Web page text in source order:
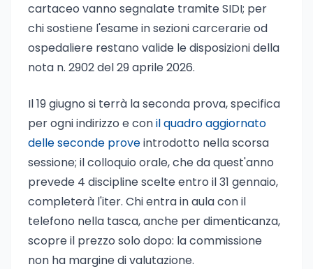
cartaceo vanno segnalate tramite SIDI; per
chi sostiene l'esame in sezioni carcerarie od
ospedaliere restano valide le disposizioni della
nota n. 2902 del 29 aprile 2026.
Il 19 giugno si terrà la seconda prova, specifica
per ogni indirizzo e conil quadro aggiornato
delle seconde proveintrodotto nella scorsa
sessione; il colloquio orale, che da quest'anno
prevede 4 discipline scelte entro il 31 gennaio,
completerà l'iter. Chi entra in aula con il
telefono nella tasca, anche per dimenticanza,
scopre il prezzo solo dopo: la commissione
non ha margine di valutazione.